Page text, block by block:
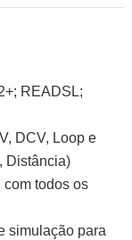
READSL;
DCV, Loop e
Distância)
todos os
simulação para